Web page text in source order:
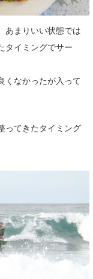
あまりいい状態では
タイミングでサー
くなかったが入って
ってきたタイミング